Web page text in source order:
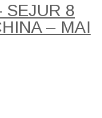
SEJUR 8
– MAI